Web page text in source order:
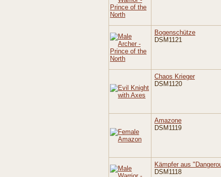
Bogenschütze
DSM1121
Chaos Krieger
DSM1120
Amazone
DSM1119
Kämpfer aus
DSM1118